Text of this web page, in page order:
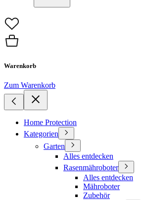
Warenkorb
Zum Warenkorb
Home Protection
Kategorien
Garten
Alles entdecken
Rasenmähroboter
Alles entdecken
Mähroboter
Zubehör